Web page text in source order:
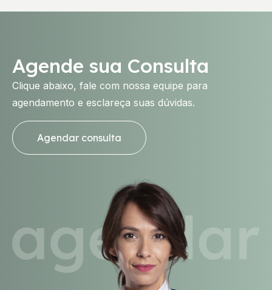
Agende sua Consulta
Clique abaixo, fale com nossa equipe para
agendamento e esclareça suas dúvidas.
Agendar consulta